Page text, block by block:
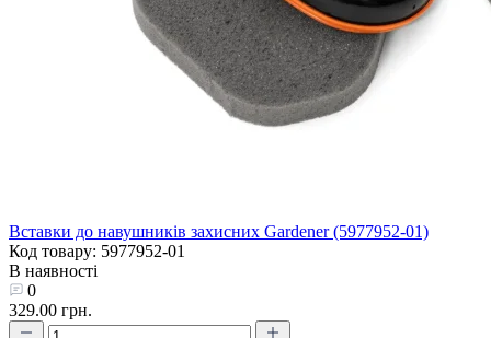
Вставки до навушників захисних Gardener (5977952-01)
Код товару: 5977952-01
В наявності
0
329.00 грн.